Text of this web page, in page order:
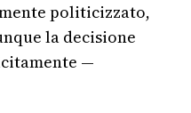
politicizzato,
la decisione
—